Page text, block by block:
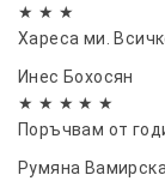
★ ★ ★
Хареса ми.
Инес Бохосян
★ ★ ★ ★ ★
Поръчвам от
Румяна Вамирска